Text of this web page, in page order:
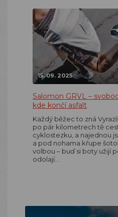
15. 09. 2025
Salomon GRVL –
kde končí asfalt
Každý běžec to zná
po pár kilometrech tě
cyklostezku, a najednou
a pod nohama křupe
volbou – buď si boty užijí
odolají…